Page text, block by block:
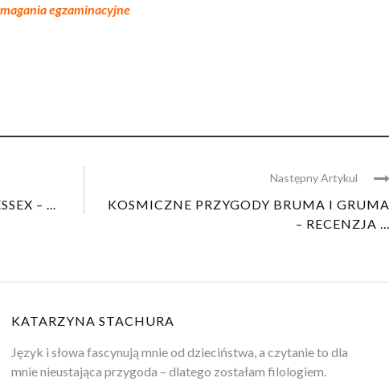
egzaminacyjne
– ...
Następny Artykul
KOSMICZNE PRZYGODY BRUMA I GRUMA
– RECENZJA ...
KATARZYNA STACHURA
Język i słowa fascynują mnie od dzieciństwa, a czytanie to dla
mnie nieustająca przygoda – dlatego zostałam filologiem.